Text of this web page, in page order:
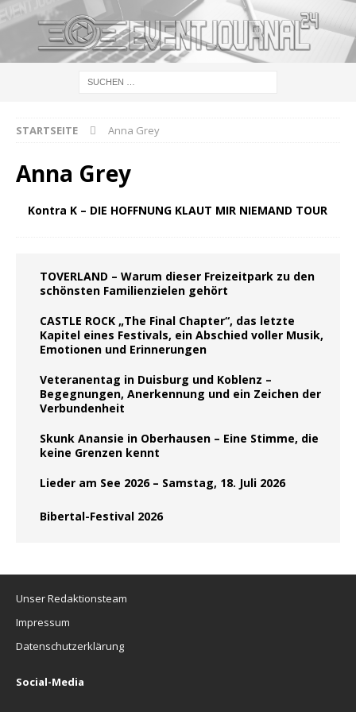
STARTSEITE Anna Grey
Anna Grey
Kontra K – DIE HOFFNUNG KLAUT MIR NIEMAND TOUR
TOVERLAND – Warum dieser Freizeitpark zu den
schönsten Familienzielen gehört
CASTLE ROCK „The Final Chapter“, das letzte
Kapitel eines Festivals, ein Abschied voller Musik,
Emotionen und Erinnerungen
Veteranentag in Duisburg und Koblenz –
Begegnungen, Anerkennung und ein Zeichen der
Verbundenheit
Skunk Anansie in Oberhausen – Eine Stimme, die
keine Grenzen kennt
Lieder am See 2026 – Samstag, 18. Juli 2026
Bibertal-Festival 2026
Unser Redaktionsteam
Impressum
Datenschutzerklärung
Social-Media